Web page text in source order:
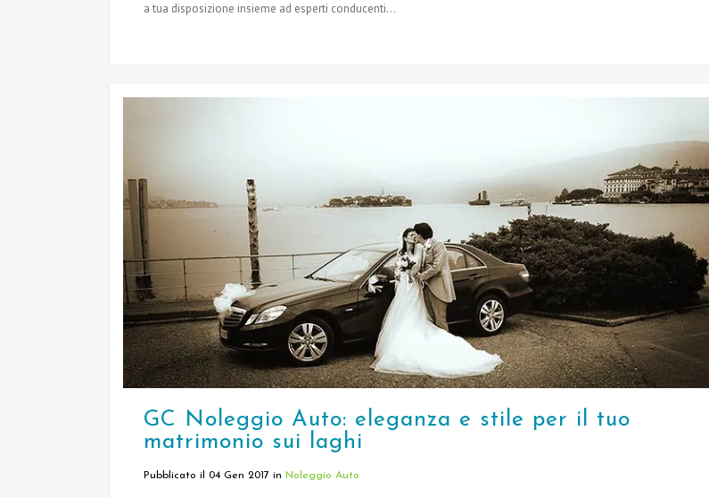
a tua disposizione insieme ad esperti conducenti...
GC Noleggio Auto: eleganza e stile per il tuo
matrimonio sui laghi
Pubblicato il 04 Gen 2017 in Noleggio Auto